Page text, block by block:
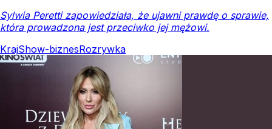
Sylwia Peretti zapowiedziała, że ujawni prawdę o sprawie,
która prowadzona jest przeciwko jej mężowi.
KrajShow-biznesRozrywka